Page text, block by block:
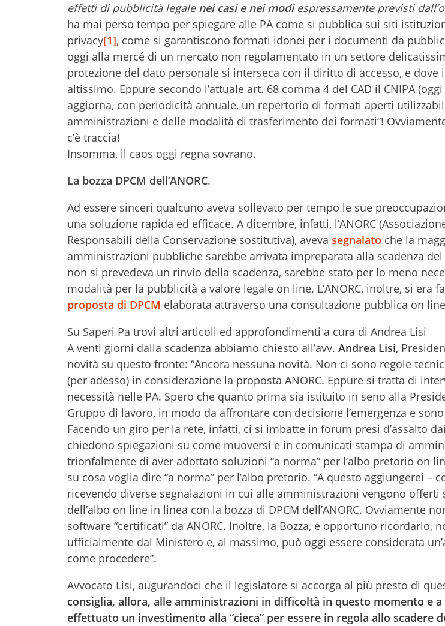
effetti di pubblicità legale nei casi e nei modiespressamente previsti
ha mai perso tempo per spiegare alle PA come si pubblica sui siti
privacy[1], come si garantiscono formati idonei per i documenti da
oggi alla mercé di un mercato non regolamentato in un settore
protezione del dato personale si interseca con il diritto di accesso, e
altissimo. Eppure secondo l’attuale art. 68 comma 4 del CAD il CNIPA
aggiorna, con periodicità annuale, un repertorio di formati aperti
amministrazioni e delle modalità di trasferimento dei formati”!
c’è traccia!
Insomma, il caos oggi regna sovrano.
La bozza DPCM dell’ANORC.
Ad essere sinceri qualcuno aveva sollevato per tempo le sue
una soluzione rapida ed efficace. A dicembre, infatti, l’ANORC
Responsabili della Conservazione sostitutiva), aveva segnalato che la
amministrazioni pubbliche sarebbe arrivata impreparata alla scadenza del
non si prevedeva un rinvio della scadenza, sarebbe stato per lo meno
modalità per la pubblicità a valore legale on line. L’ANORC, inoltre, si era
proposta di DPCM elaborata attraverso una consultazione pubblica on
Su Saperi Pa trovi altri articoli ed approfondimenti a cura di Andrea Lisi
A venti giorni dalla scadenza abbiamo chiesto all’avv. Andrea Lisi,
novità su questo fronte: “Ancora nessuna novità. Non ci sono regole
(per adesso) in considerazione la proposta ANORC. Eppure si tratta di
necessità nelle PA. Spero che quanto prima sia istituito in seno alla
Gruppo di lavoro, in modo da affrontare con decisione l’emergenza e
Facendo un giro per la rete, infatti, ci si imbatte in forum presi d’assalto
chiedono spiegazioni su come muoversi e in comunicati stampa di
trionfalmente di aver adottato soluzioni “a norma” per l’albo pretorio on
su cosa voglia dire “a norma” per l’albo pretorio. “A questo aggiungerei –
ricevendo diverse segnalazioni in cui alle amministrazioni vengono offerti
dell’albo on line in linea con la bozza di DPCM dell’ANORC. Ovviamente
software “certificati” da ANORC. Inoltre, la Bozza, è opportuno ricordarlo,
ufficialmente dal Ministero e, al massimo, può oggi essere considerata
come procedere”.
Avvocato Lisi, augurandoci che il legislatore si accorga al più presto di
consiglia, allora, alle amministrazioni in difficoltà in questo momento e a
effettuato un investimento alla “cieca” per essere in regola allo scadere